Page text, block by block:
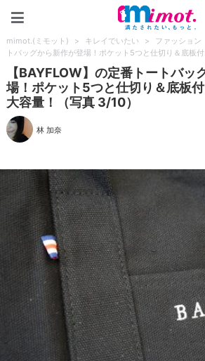
mimot.(ミモット) > キレイでいたい > ファッション
トバッグから新作が登場！ポケット5つと仕切り＆底板
【BAYFLOW】の定番トートバッ
場！ポケット5つと仕切り＆底板
大容量！（写真 3/10）
林 加奈